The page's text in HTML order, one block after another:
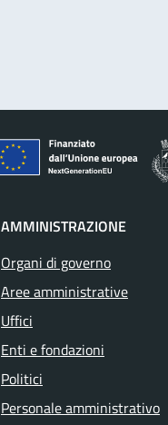
AMMINISTRAZIONE
Organi di governo
Aree amministrative
Uffici
Enti e fondazioni
Politici
Personale amministrativo